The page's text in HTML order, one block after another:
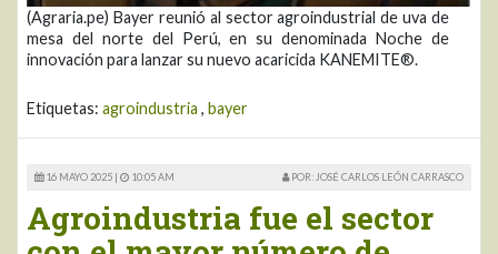
(Agraria.pe) Bayer reunió al sector agroindustrial de uva de
mesa del norte del Perú, en su denominada Noche de
innovación para lanzar su nuevo acaricida KANEMITE®.
Etiquetas: agroindustria , bayer
16 MAYO 2025 | 10:05 AM POR: JOSÉ CARLOS LEÓN CARRASCO
Agroindustria fue el sector